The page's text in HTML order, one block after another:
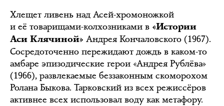
Хлещет ливень над Асей-хромоножкой
и её товарищами-колхозниками в «Истории
Аси Клячиной» Андрея Кончаловского (1967).
Сосредоточенно пережидают дождь в каком-то
амбаре эпизодические герои «Андрея Рублёва»
(1966), развлекаемые беззаконным скоморохом
Ролана Быкова. Тарковский из всех режиссёров
активнее всех использовал воду как метафору.